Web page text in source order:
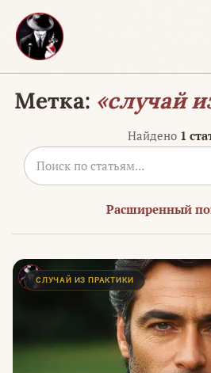
Перейти
содержимому
Метка: «случай
Найдено 1
Расширенный
СЛУЧАЙ ИЗ ПРАКТИКИ